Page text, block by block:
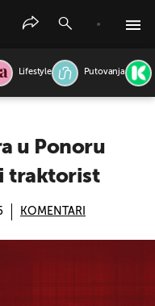
Lifestyle Putovanja
u Ponoru
traktorist
KOMENTARI